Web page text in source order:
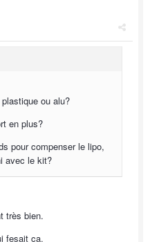
ou alu?
en plus?
pour compenser le lipo,
avec le kit?
très bien.
fesait ça.